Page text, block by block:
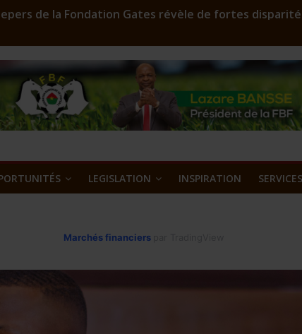
de la Fondation Gates révèle de fortes
Environ 29 000 000 F CFA à gagner
est lancé
et métaux précieux au Burkina Faso : une nouvelle
LEGISLATION INSPIRATION SERVICES
Marchés financiers